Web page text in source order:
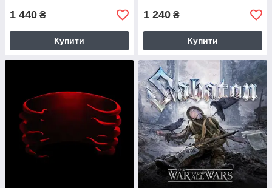
1 440 ₴
Купити
1 240 ₴
Купити